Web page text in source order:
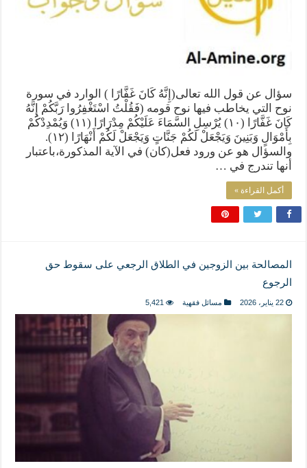
سؤال عن قول الله تعالى(إِنَّهُ كَانَ غَفَّارًا ) الوارد في سورة
نوح التي يخاطب فيها نوح قومه (فَقُلْتُ اسْتَغْفِرُوا رَبَّكُمْ إِنَّهُ
كَانَ غَفَّارًا (١٠) يُرْسِلِ السَّمَاءَ عَلَيْكُمْ مِدْرَارًا (١١) وَيُمْدِدْكُمْ
بِأَمْوَالٍ وَبَنِينَ وَيَجْعَلْ لَكُمْ جَنَّاتٍ وَيَجْعَلْ لَكُمْ أَنْهَارًا (١٢).
والسؤال هو عن ورود فعل(كان) في الآية المذكورة،باعتبار
أنها تندرج في …
أكمل القراءة »
المصالحة بين الزوجين في الطلاق الرجعي على سقوط حق
الرجوع
22 يناير، 2026 مسائل فقهية 5,421